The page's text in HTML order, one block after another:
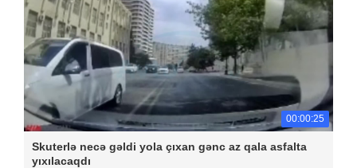
00:00:25
Skuterlə necə gəldi yola çıxan gənc az qala asfalta
yıxılacaqdı